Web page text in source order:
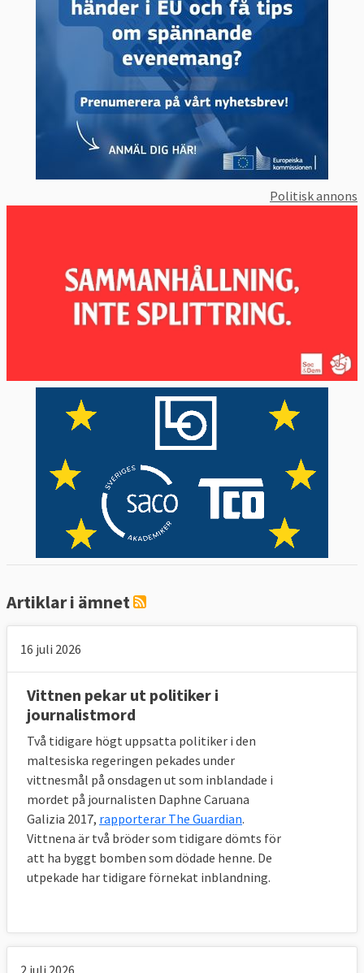
Politisk annons
Artiklar i ämnet
16 juli 2026
Vittnen pekar ut politiker i
journalistmord
Två tidigare högt uppsatta politiker i den
maltesiska regeringen pekades under
vittnesmål på onsdagen ut som inblandade i
mordet på journalisten Daphne Caruana
Galizia 2017, rapporterar The Guardian.
Vittnena är två bröder som tidigare dömts för
att ha byggt bomben som dödade henne. De
utpekade har tidigare förnekat inblandning.
2 juli 2026